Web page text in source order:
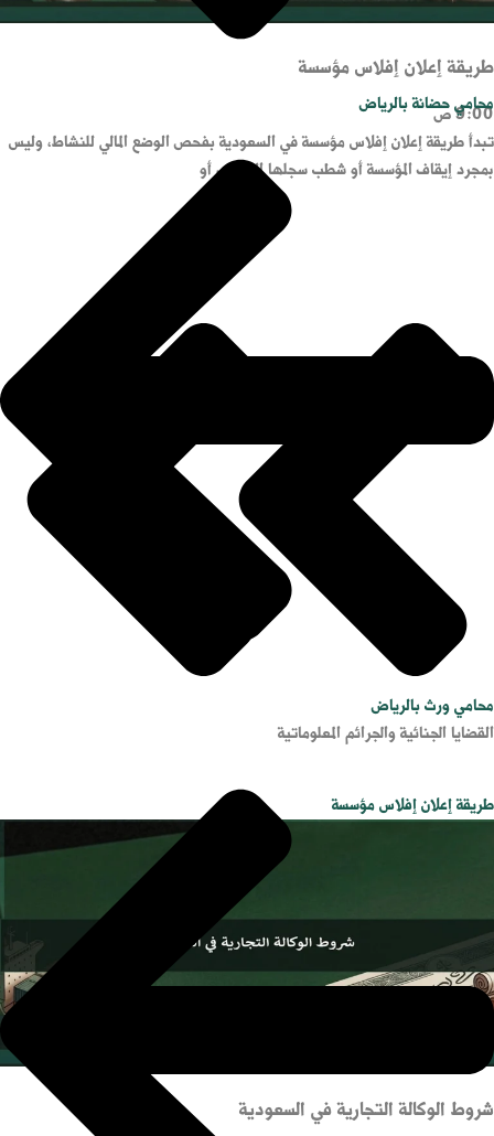
محامي حضانة بالرياض
محامي ورث بالرياض
القضايا الجنائية والجرائم المعلوماتية
طريقة إعلان إفلاس مؤسسة
9:00 ص
تبدأ طريقة إعلان إفلاس مؤسسة في السعودية بفحص الوضع المالي للنشاط، وليس
بمجرد إيقاف المؤسسة أو شطب سجلها التجاري أو
طريقة إعلان إفلاس مؤسسة
شروط الوكالة التجارية في السعودية